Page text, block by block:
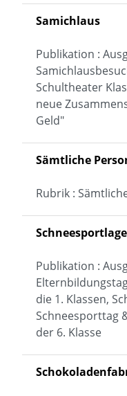
Samichlaus
Publikation :
Schultheater
neue
Geld"
Sämtliche
Rubrik :
Publikation :
die 1. Klassen,
Schneesporttag
der 6. Klasse